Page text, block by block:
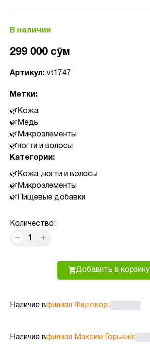
В наличии
299 000 сӯм
Артикул: vt1747
Метки:
Кожа
Медь
Микроэлементы
ногти и волосы
Категории:
Кожа ,ногти и волосы
Микроэлементы
Пищевые добавки
Количество:
1
Добавить в корзину
Наличие вфилиал Фидокор:
Наличие вфилиал Максим Горький: